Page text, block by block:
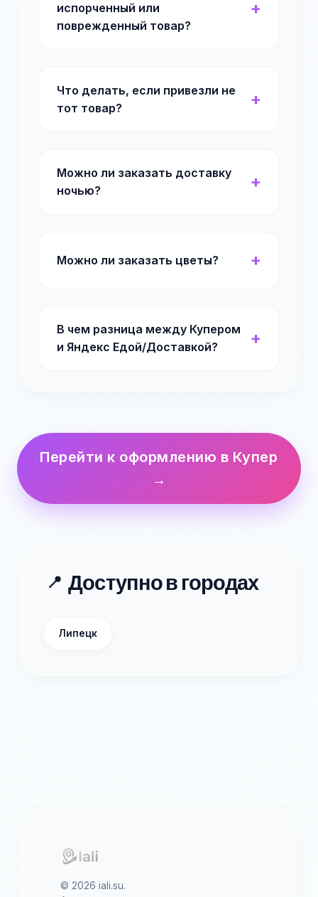
испорченный или
поврежденный товар?
Что делать, если привезли не
тот товар?
Можно ли заказать доставку
ночью?
Можно ли заказать цветы?
В чем разница между Купером
и Яндекс Едой/Доставкой?
Перейти к оформлению в Купер
→
📍 Доступно в городах
Липецк
© 2026 iali.su.